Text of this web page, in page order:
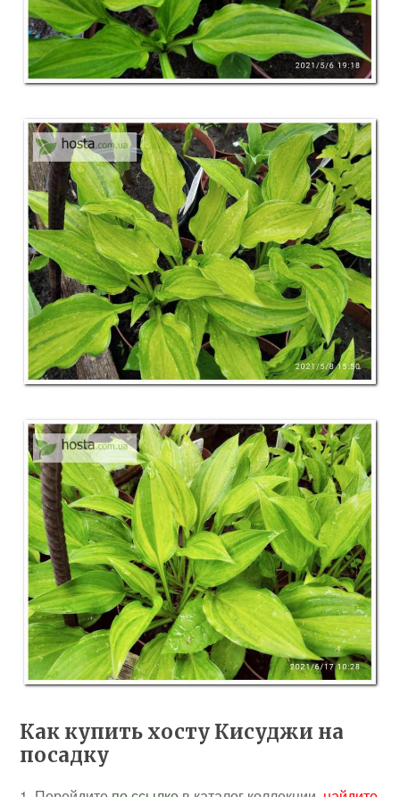
Как купить хосту Кисуджи на
посадку